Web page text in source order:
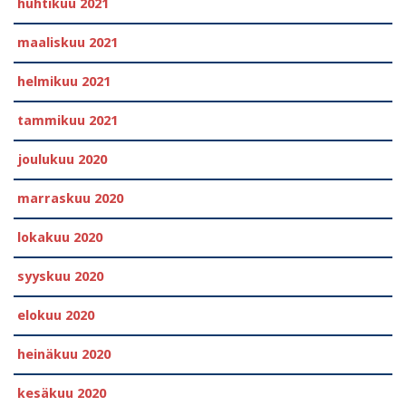
huhtikuu 2021
maaliskuu 2021
helmikuu 2021
tammikuu 2021
joulukuu 2020
marraskuu 2020
lokakuu 2020
syyskuu 2020
elokuu 2020
heinäkuu 2020
kesäkuu 2020